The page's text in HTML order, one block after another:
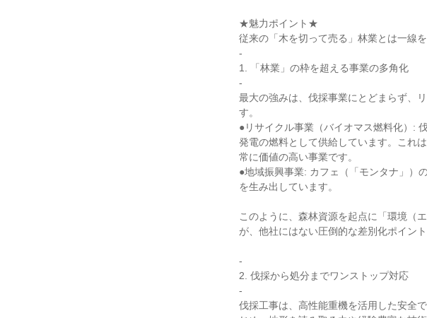
★魅力ポイント★
従来の「木を切って売る」林業とは一線
-
1. 「林業」の枠を超える事業の多角化
-
最大の強みは、伐採事業にとどまらず、
す。
●リサイクル事業（バイオマス燃料化）:
発電の燃料として供給しています。これ
常に価値の高い事業です。
●地域振興事業: カフェ（「モンタナ」）
を生み出しています。
このように、森林資源を起点に「環境（
が、他社にはない圧倒的な差別化ポイント
-
2. 伐採から処分までワンストップ対応
-
伐採工事は、高性能重機を活用した安全